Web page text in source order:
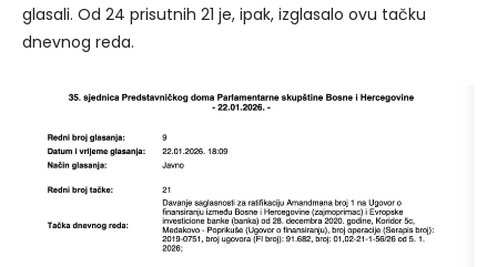
glasali. Od 24 prisutnih 21 je, ipak, izglasalo ovu tačku
dnevnog reda.